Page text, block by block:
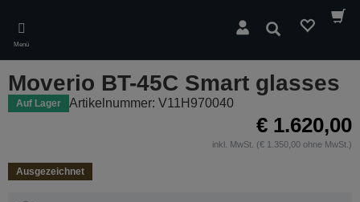
main
content
Menü
Suchen
Moverio BT-45C Smart glasses
Auf Lager Artikelnummer: V11H970040
€ 1.620,00
inkl. MwSt. (€ 1.350,00 ohne MwSt.)
Ausgezeichnet